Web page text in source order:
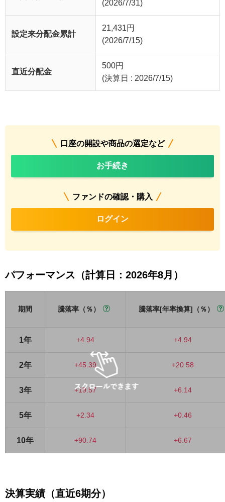
(2026/7/31)
設定来分配金累計
21,431円
(2026/7/15)
直近分配金
500円
(決算日 : 2026/7/15)
口座の開設や商品の選定など
お手続き
ファンドの確認・購入
ログイン
パフォーマンス（計算日：2026年8月）
期間 騰落率（％） 騰落率[年率換算]（％）
1年 +4.94 +4.94
2年 +45.39 +20.58
3年 +19.57 +6.14
5年 +2.34 +0.46
10年 +90.74 +6.67
決算実績（直近6期分）